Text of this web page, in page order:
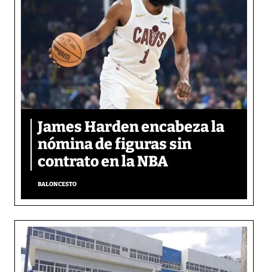
James Harden encabeza la
nómina de figuras sin
contrato en la NBA
BALONCESTO